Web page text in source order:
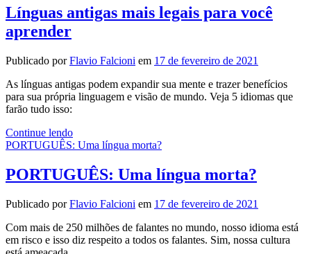
aprender
um
GRÁTIS
Línguas antigas mais legais para você
aprender
Publicado porFlavio Falcioni em 17 de fevereiro de 2021
As línguas antigas podem expandir sua mente e trazer benefícios
para sua própria linguagem e visão de mundo. Veja 5 idiomas que
farão tudo isso:
Continue lendoLínguas
antigas
legais
para
aprender
PORTUGUÊS: Uma língua morta?
PORTUGUÊS: Uma língua morta?
Publicado porFlavio Falcioni em 17 de fevereiro de 2021
Com mais de 250 milhões de falantes no mundo, nosso idioma está
em risco e isso diz respeito a todos os falantes. Sim, nossa cultura